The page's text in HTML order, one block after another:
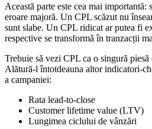
Această parte este cea mai
eroare majoră. Un CPL scăzut nu
sunt slabe. Un CPL ridicat ar putea fi
respective se transformă în tranzacții
Trebuie să vezi CPL ca o singură
Alătură-l întotdeauna altor indicatori-
a campaniei:
Rata lead-to-close
Customer lifetime value (LTV)
Lungimea ciclului de vânzări